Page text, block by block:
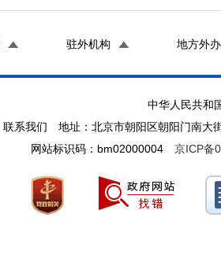
驻外机构 地方外办
中华人民共和
联系我们 地址：北京市朝阳区朝阳门南
网站标识码：bm02000004 京ICP备